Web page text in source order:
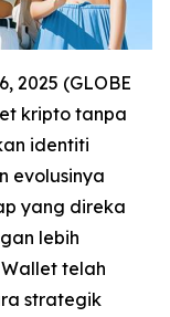
2025 (GLOBE
kripto tanpa
identiti
evolusinya
yang direka
lebih
telah
strategik